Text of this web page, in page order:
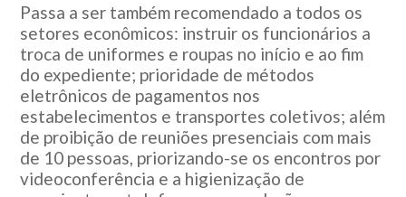
Passa a ser também recomendado a todos os
setores econômicos: instruir os funcionários a
troca de uniformes e roupas no início e ao fim
do expediente; prioridade de métodos
eletrônicos de pagamentos nos
estabelecimentos e transportes coletivos; além
de proibição de reuniões presenciais com mais
de 10 pessoas, priorizando-se os encontros por
videoconferência e a higienização de